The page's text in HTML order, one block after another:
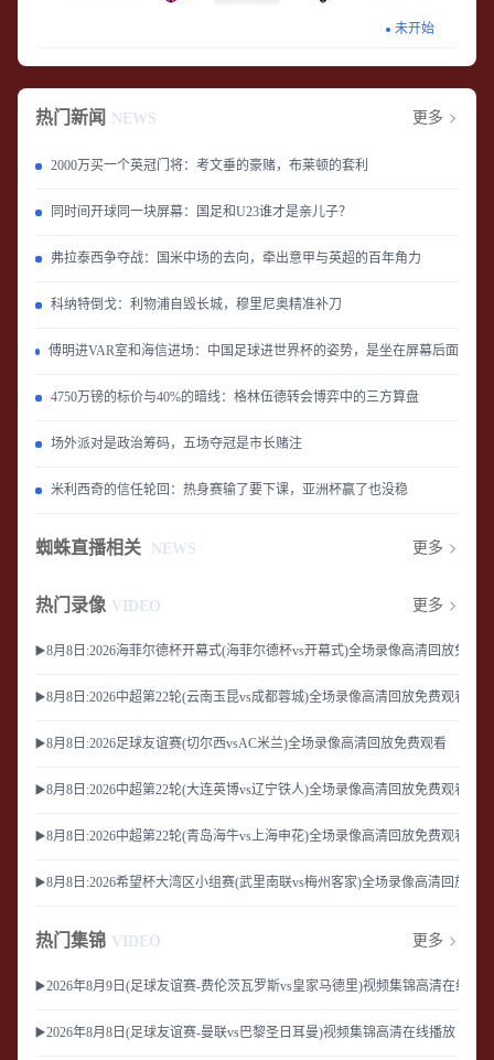
未开始
热门新闻 NEWS 更多
2000万买一个英冠门将：考文垂的豪赌，布莱顿的套利
同时间开球同一块屏幕：国足和U23谁才是亲儿子？
弗拉泰西争夺战：国米中场的去向，牵出意甲与英超的百年角力
科纳特倒戈：利物浦自毁长城，穆里尼奥精准补刀
傅明进VAR室和海信进场：中国足球进世界杯的姿势，是坐在屏幕后面
4750万镑的标价与40%的暗线：格林伍德转会博弈中的三方算盘
场外派对是政治筹码，五场夺冠是市长赌注
米利西奇的信任轮回：热身赛输了要下课，亚洲杯赢了也没稳
蜘蛛直播相关 NEWS 更多
热门录像 VIDEO 更多
▶️8月8日:2026海菲尔德杯开幕式(海菲尔德杯vs开幕式)全场录像高清回放免费
▶️8月8日:2026中超第22轮(云南玉昆vs成都蓉城)全场录像高清回放免费观看
▶️8月8日:2026足球友谊赛(切尔西vsAC米兰)全场录像高清回放免费观看
▶️8月8日:2026中超第22轮(大连英博vs辽宁铁人)全场录像高清回放免费观看
▶️8月8日:2026中超第22轮(青岛海牛vs上海申花)全场录像高清回放免费观看
▶️8月8日:2026希望杯大湾区小组赛(武里南联vs梅州客家)全场录像高清回放免
热门集锦 VIDEO 更多
▶️2026年8月9日(足球友谊赛-费伦茨瓦罗斯vs皇家马德里)视频集锦高清在线播放
▶️2026年8月8日(足球友谊赛-曼联vs巴黎圣日耳曼)视频集锦高清在线播放